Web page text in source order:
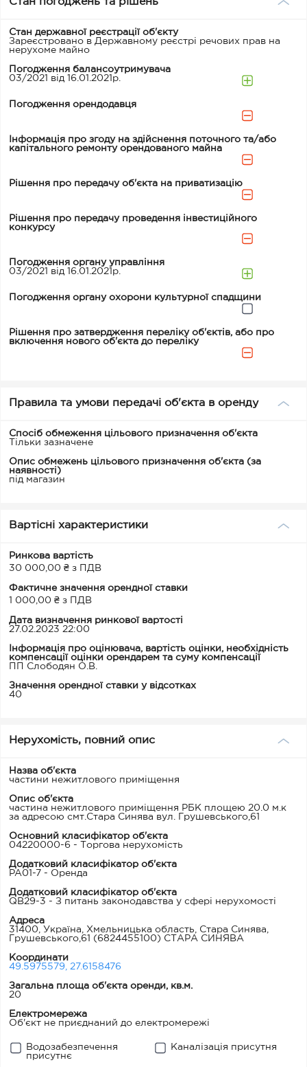
Стан державної реєстрації об'єкту
Зареєстровано в Державному реєстрі речових прав на
нерухоме майно
Погодження балансоутримувача
03/2021 від 16.01.2021р.
Погодження орендодавця
Інформація про згоду на здійснення поточного та/або
капітального ремонту орендованого майна
Рішення про передачу об'єкта на приватизацію
Рішення про передачу проведення інвестиційного
конкурсу
Погодження органу управління
03/2021 від 16.01.2021р.
Погодження органу охорони культурної спадщини
Рішення про затвердження переліку об'єктів, або про
включення нового об'єкта до переліку
Правила та умови передачі об'єкта в оренду
Спосіб обмеження цільового призначення об'єкта
Тільки зазначене
Опис обмежень цільового призначення об'єкта (за
наявності)
під магазин
Вартісні характеристики
Ринкова вартість
30 000,00 ₴ з ПДВ
Фактичне значення орендної ставки
1 000,00 ₴ з ПДВ
Дата визначення ринкової вартості
27.02.2023 22:00
Інформація про оцінювача, вартість оцінки, необхідність
компенсації оцінки орендарем та суму компенсації
ПП Слободян О.В.
Значення орендної ставки у відсотках
40
Нерухомість, повний опис
Назва об'єкта
частини нежитлового приміщення
Опис об'єкта
частина нежитлового приміщення РБК площею 20.0 м.к
за адресою смт.Стара Синява вул. Грушевського,61
Основний класифікатор об'єкта
04220000-6 - Торгова нерухомість
Додатковий класифікатор об'єкта
PA01-7 - Оренда
Додатковий класифікатор об'єкта
QB29-3 - З питань законодавства у сфері нерухомості
Адреса
31400, Україна, Хмельницька область, Стара Синява,
Грушевського,61 (6824455100) СТАРА СИНЯВА
Координати
49.5975579, 27.6158476
Загальна площа об'єкта оренди, кв.м.
20
Електромережа
Об'єкт не приєднаний до електромережі
Водозабезпечення
присутнє
Каналізація присутня